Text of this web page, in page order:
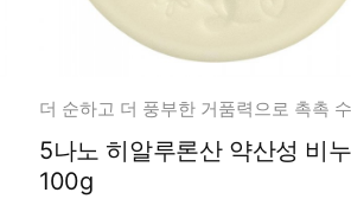
호호바
카렌듈라
동백
5나노 히알루론산 약산성 비누
100g